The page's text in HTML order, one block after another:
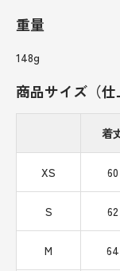
重量
148g
商品サイズ（仕
着
XS 60
S 62
M 64